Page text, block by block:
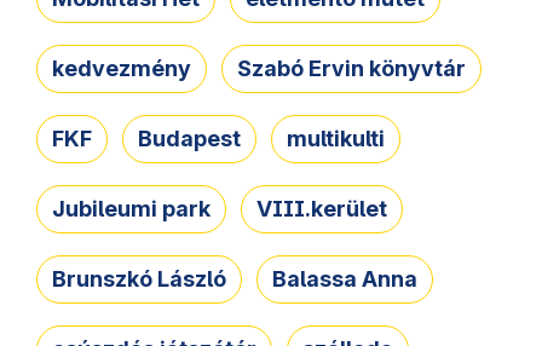
kedvezmény Szabó Ervin könyvtár
FKF Budapest multikulti
Jubileumi park VIII.kerület
Brunszkó László Balassa Anna